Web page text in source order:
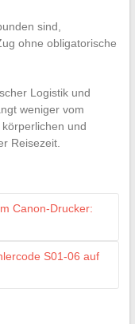
sind,
ohne obligatorische
Logistik und
weniger vom
und
Reisezeit.
Canon-Drucker:
S01-06 auf